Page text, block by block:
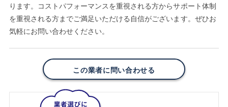
ります。コストパフォーマンスを重視される方からサポート体制
を重視される方までご満足いただける自信がございます。ぜひお
気軽にお問い合わせください。
この業者に問い合わせる